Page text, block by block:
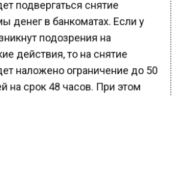
подвергаться снятие
денег в банкоматах. Если у
подозрения на
действия, то на снятие
наложено ограничение до 50
на срок 48 часов. При этом